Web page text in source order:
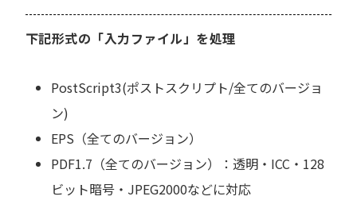
下記形式の「入力ファイル」を処理
PostScript3(ポストスクリプト/全てのバージョ
ン)
EPS（全てのバージョン）
PDF1.7（全てのバージョン）：透明・ICC・128
ビット暗号・JPEG2000などに対応